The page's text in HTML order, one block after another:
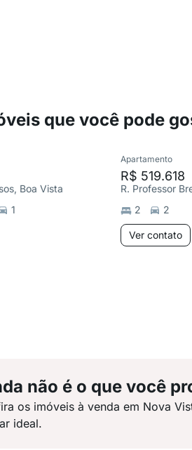
que você pode
Boa Vista
1
Apartamento
R$ 519.618
R. Professor
2
2
Ver contato
não é o que você
os imóveis à venda em Nova
ideal.